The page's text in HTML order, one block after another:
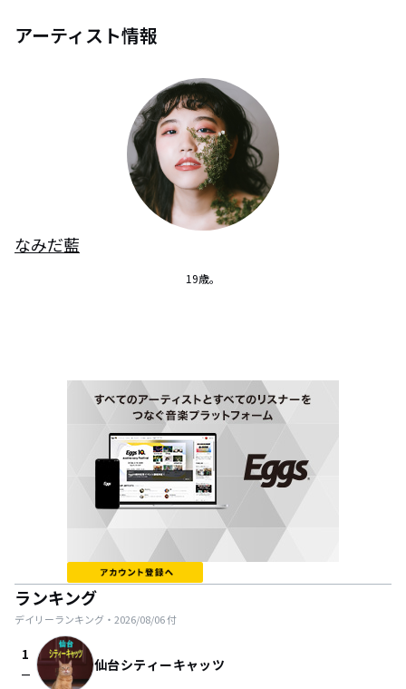
アーティスト情報
なみだ藍
19歳。
ランキング
デイリーランキング・ 2026/08/06付
1
check_indeterminate_small 仙台シティーキャッツ